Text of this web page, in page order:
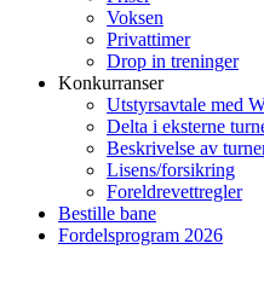
Voksen
Privattimer
Drop in treninger
Konkurranser
Utstyrsavtale med
Delta i eksterne
Beskrivelse av
Lisens/forsikring
Foreldrevettregler
Bestille bane
Fordelsprogram 2026